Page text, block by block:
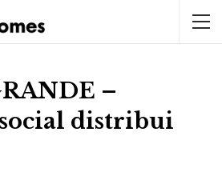
–
distribui